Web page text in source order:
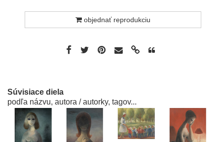
objednať reprodukciu
Súvisiace diela
podľa názvu, autora / autorky, tagov...